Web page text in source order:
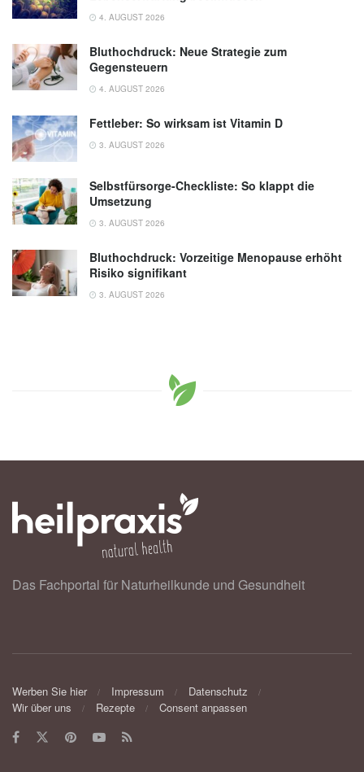
4. AUGUST 2026
Bluthochdruck: Neue Strategie zum
Gegensteuern
4. AUGUST 2026
Fettleber: So wirksam ist Vitamin D
3. AUGUST 2026
Selbstfürsorge-Checkliste: So klappt die
Umsetzung
3. AUGUST 2026
Bluthochdruck: Vorzeitige Menopause erhöht
Risiko signifikant
3. AUGUST 2026
Das Fachportal für Naturheilkunde und Gesundheit
Werben Sie hier Impressum
Datenschutz
Wir über uns
Rezepte Consent anpassen